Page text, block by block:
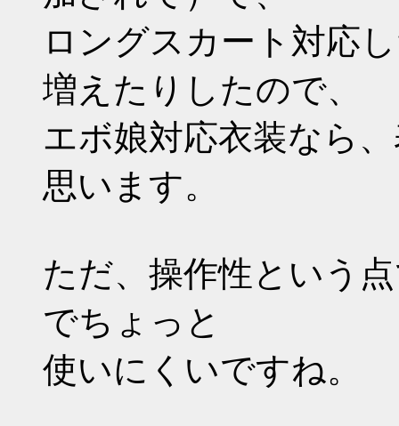
ロングスカート対応
増えたりしたので、
エボ娘対応衣装なら
思います。
ただ、操作性という
でちょっと
使いにくいですね。